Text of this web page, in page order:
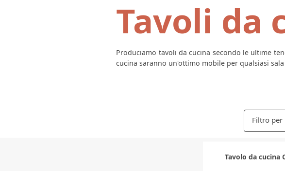
Tavoli da
Produciamo tavoli da cucina secondo le ultime
cucina saranno un'ottimo mobile per qualsiasi
Filtro per
Tavolo da cucina